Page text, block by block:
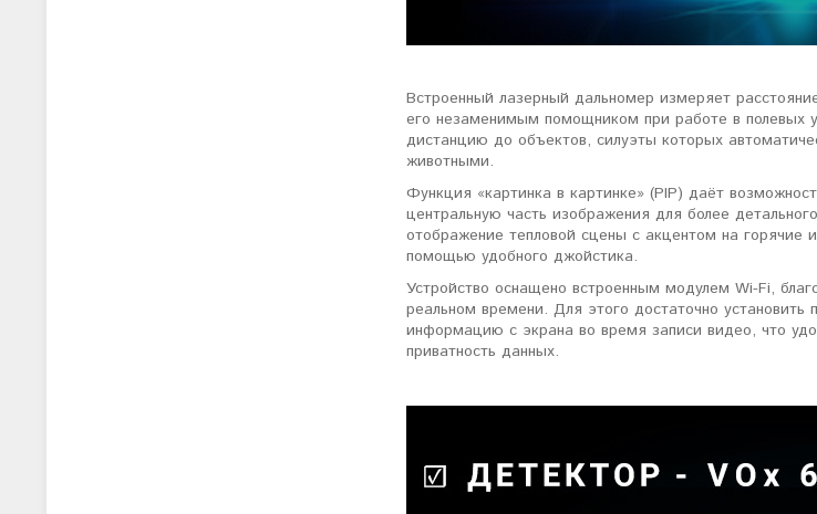
Встроенный лазерный дальномер измеряет
его незаменимым помощником при работе в полевых
дистанцию до объектов, силуэты которых
животными.
Функция «картинка в картинке» (PIP) даёт
центральную часть изображения для более
отображение тепловой сцены с акцентом на
помощью удобного джойстика.
Устройство оснащено встроенным модулем Wi-Fi,
реальном времени. Для этого достаточно
информацию с экрана во время записи видео, что
приватность данных.